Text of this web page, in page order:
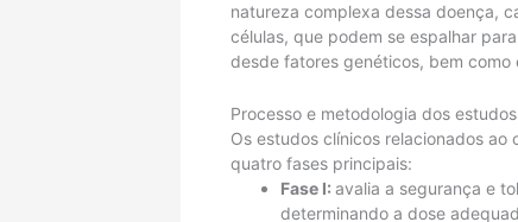
natureza complexa dessa doença,
células, que podem se espalhar
desde fatores genéticos, bem
Processo e metodologia dos estudos
Os estudos clínicos relacionados
quatro fases principais:
Fase I: avalia a segurança e
determinando a dose